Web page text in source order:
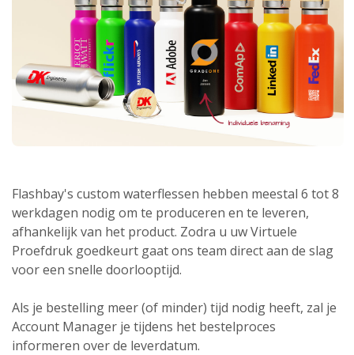
Flashbay's custom waterflessen hebben meestal 6 tot 8
werkdagen nodig om te produceren en te leveren,
afhankelijk van het product. Zodra u uw Virtuele
Proefdruk goedkeurt gaat ons team direct aan de slag
voor een snelle doorlooptijd.
Als je bestelling meer (of minder) tijd nodig heeft, zal je
Account Manager je tijdens het bestelproces
informeren over de leverdatum.